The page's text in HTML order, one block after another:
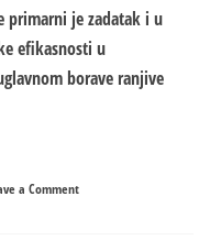
primarni je zadatak i u
efikasnosti u
borave ranjive
a Commenton